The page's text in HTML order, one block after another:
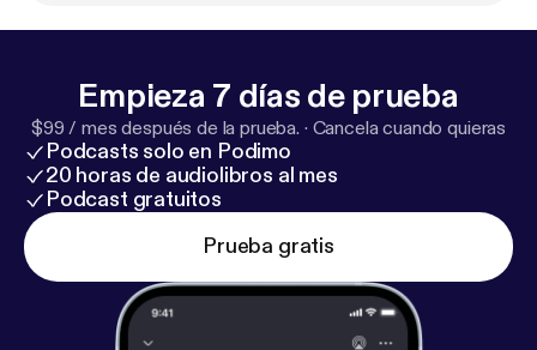
Empieza 7 días de prueba
$99 / mes después de la prueba. · Cancela cuando quieras
Podcasts solo en Podimo
20 horas de audiolibros al mes
Podcast gratuitos
Prueba gratis